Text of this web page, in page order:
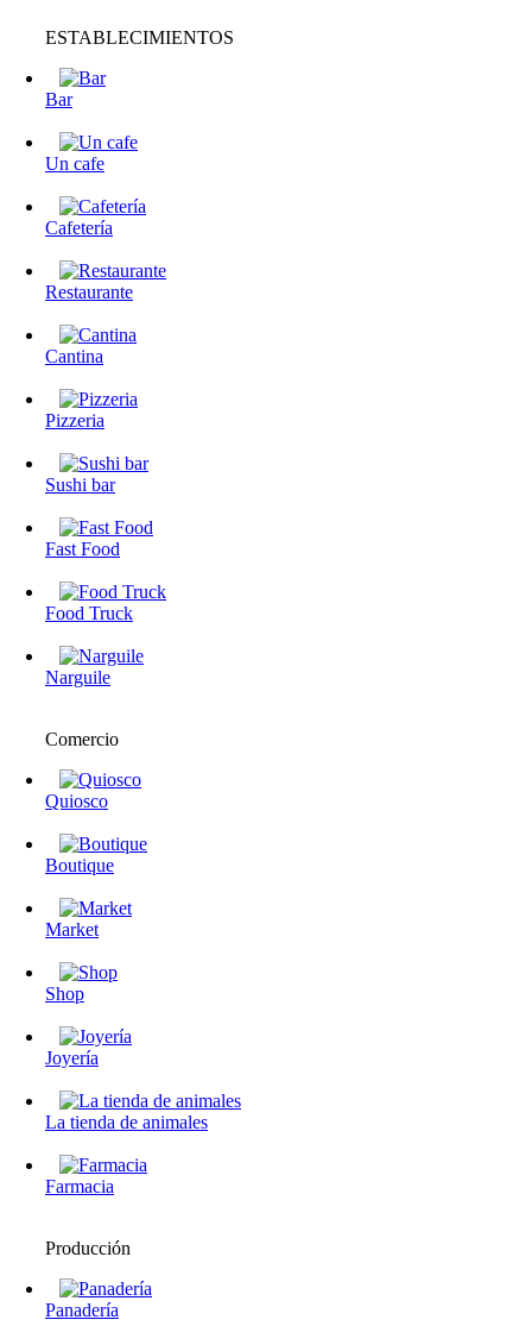
ESTABLECIMIENTOS
Bar
Un cafe
Cafetería
Restaurante
Cantina
Pizzeria
Sushi bar
Fast Food
Food Truck
Narguile
Comercio
Quiosco
Boutique
Market
Shop
Joyería
La tienda de animales
Farmacia
Producción
Panadería